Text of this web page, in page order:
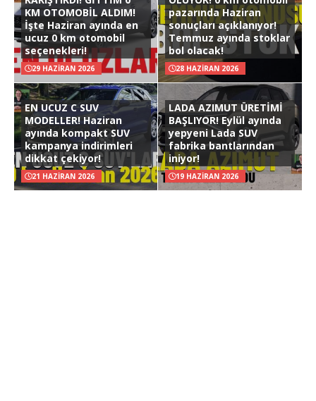
KM OTOMOBİL ALDIM!
İşte Haziran ayında en
ucuz 0 km otomobil
seçenekleri!
29 HAZIRAN 2026
pazarında Haziran
sonuçları açıklanıyor!
Temmuz ayında stoklar
bol olacak!
28 HAZIRAN 2026
EN UCUZ C SUV
MODELLER! Haziran
ayında kompakt SUV
kampanya indirimleri
dikkat çekiyor!
21 HAZIRAN 2026
LADA AZIMUT ÜRETİMİ
BAŞLIYOR! Eylül ayında
yepyeni Lada SUV
fabrika bantlarından
iniyor!
19 HAZIRAN 2026